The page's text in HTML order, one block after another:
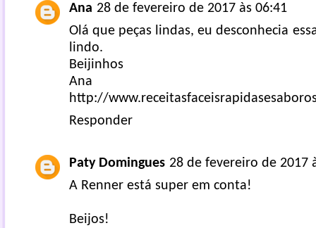
Ana 28 de fevereiro de 2017 às 06:41
Olá que peças lindas, eu desconhecia
lindo.
Beijinhos
Ana
http://
Responder
Paty Domingues 28 de fevereiro de 2017
A Renner está super em conta!
Beijos!